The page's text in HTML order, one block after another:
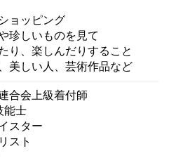
ョッピング
珍しいものを見て
り、楽しんだりすること
美しい人、芸術作品など
合会上級着付師
能士
スター
スト